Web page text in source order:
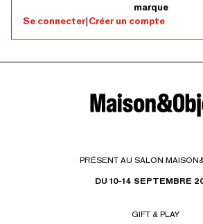
marque
Se connecter|Créer un compte
PRÉSENT AU SALON
DU 10-14 SEPTEMBRE
GIFT & PLAY